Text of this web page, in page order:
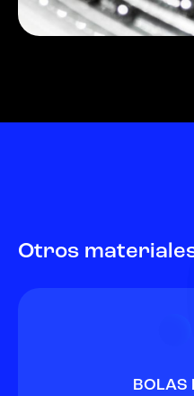
Otros
BOLAS